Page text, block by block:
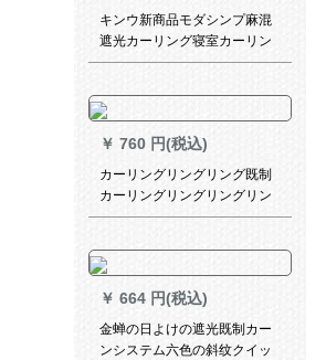
キンウ新商品モダシンプ麻混
遮光カーリング寝室カーリン
グリングリングリング寝室カ
イズ1 m*高さ2.7 m単价(ナノ
リング)が高いです。
￥ 760 円(税込)
カーリングリングリング既制
カーリングリングリングリン
グリング寝室遮光カーターテ
グ厚手日よけ布布ショパーテ
ーテーリングリングリングリ
ングリングバッグの単纯片装
（ロマポールを除く）2.0高级
片
￥ 664 円(税込)
金蝉の日よけの遮光既制カー
ンシステム六色の斜纹クイッ